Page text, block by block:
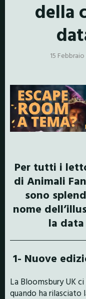
della
15 Febbraio
Per tutti i
di Animali
sono
nome
la
1- Nuove
La Bloomsbury UK
quando ha rilasciato